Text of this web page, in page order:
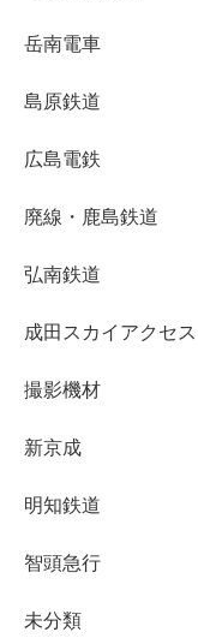
岳南電車
島原鉄道
広島電鉄
廃線・鹿島鉄道
弘南鉄道
成田スカイアクセス
撮影機材
新京成
明知鉄道
智頭急行
未分類